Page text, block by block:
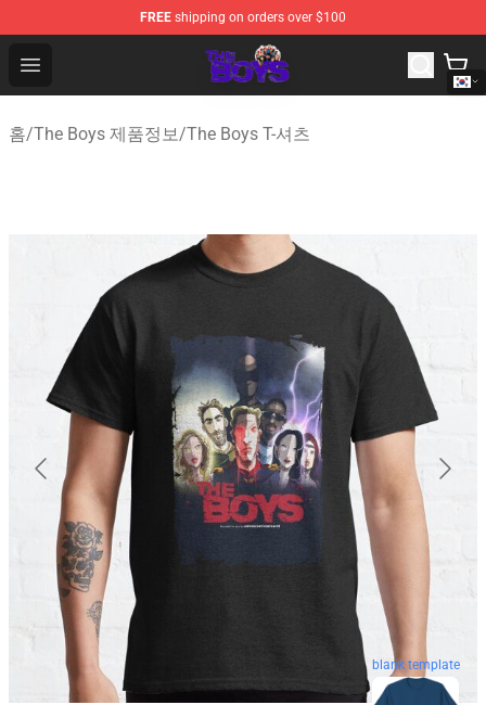
FREE shipping on orders over $100
Open menu
The Boys Store - Official The Boys Merchandise Shop
홈/The Boys 제품정보/The Boys T-셔츠
blank template